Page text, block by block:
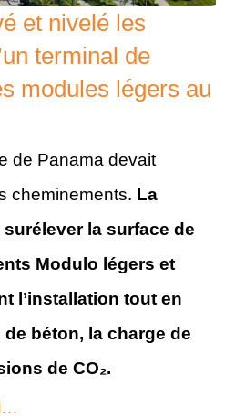
et nivelé les
terminal de
modules légers au
de Panama devait
cheminements. La
la surface de
Modulo légers et
l’installation tout en
béton, la charge de
de CO₂.